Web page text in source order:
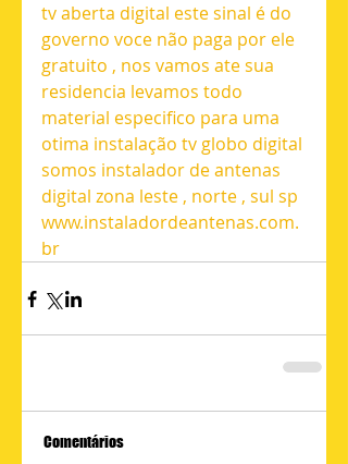
tv aberta digital este sinal é do
governo voce não paga por ele
gratuito , nos vamos ate sua
residencia levamos todo
material especifico para uma
otima instalação tv globo digital
somos instalador de antenas
digital zona leste , norte , sul sp
www.instaladordeantenas.com.
br
Comentários